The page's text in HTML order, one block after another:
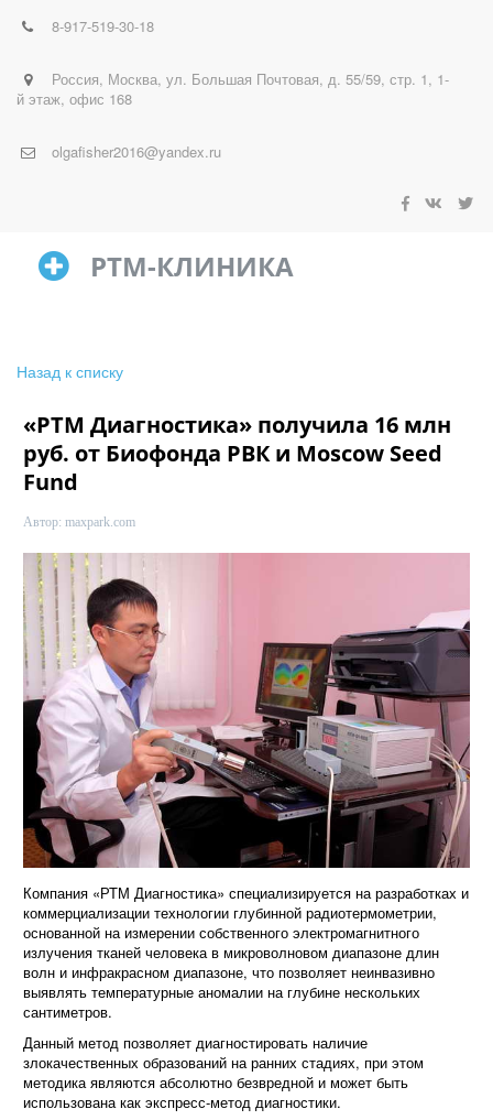
8-917-519-30-18
Россия, Москва, ул. Большая Почтовая, д. 55/59, стр. 1, 1-
й этаж, офис 168
olgafisher2016@yandex.ru
РТМ-КЛИНИКА
Назад к списку
«РТМ Диагностика» получила 16 млн
руб. от Биофонда РВК и Moscow Seed
Fund
Автор: maxpark.com
Компания «РТМ Диагностика» специализируется на разработках и
коммерциализации технологии глубинной радиотермометрии,
основанной на измерении собственного электромагнитного
излучения тканей человека в микроволновом диапазоне длин
волн и инфракрасном диапазоне, что позволяет неинвазивно
выявлять температурные аномалии на глубине нескольких
сантиметров.
Данный метод позволяет диагностировать наличие
злокачественных образований на ранних стадиях, при этом
методика являются абсолютно безвредной и может быть
использована как экспресс-метод диагностики.